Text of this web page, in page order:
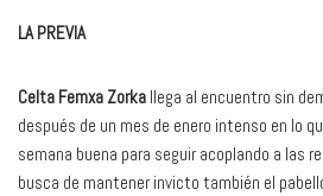
LA PREVIA
Celta Femxa Zorka llega al encuentro sin
después de un mes de enero intenso en lo
semana buena para seguir acoplando a las
busca de mantener invicto también el